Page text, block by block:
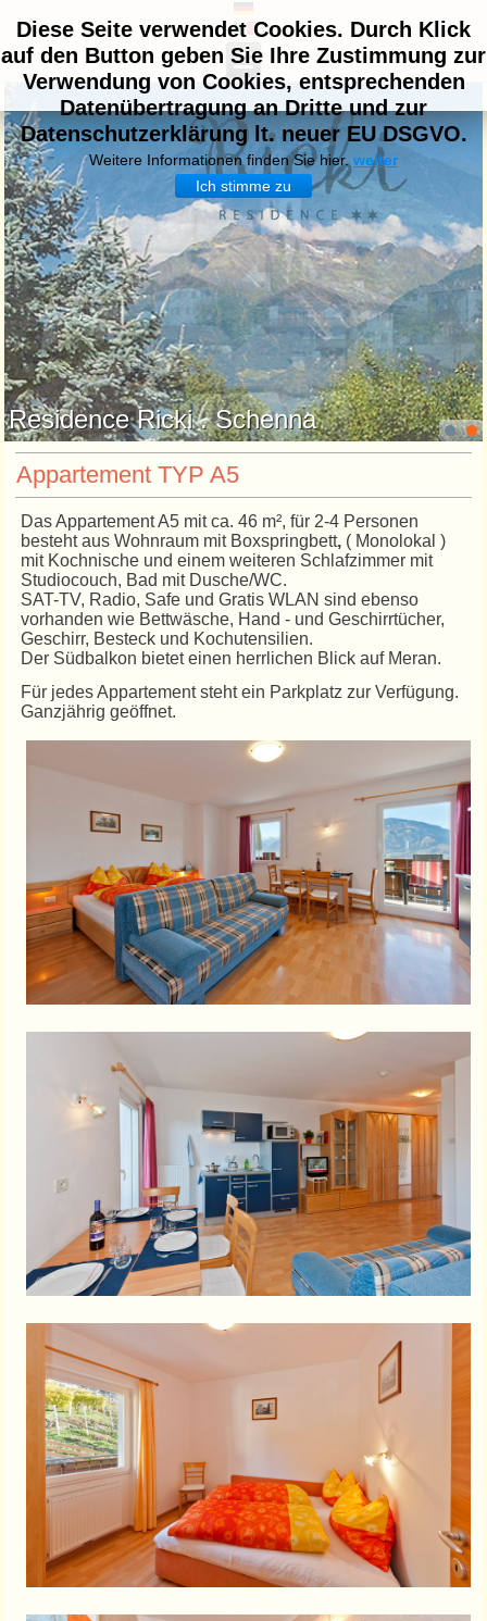
Residence Ricki . Schenna
Diese Seite verwendet Cookies. Durch Klick
auf den Button geben Sie Ihre Zustimmung zur
Verwendung von Cookies, entsprechenden
Datenübertragung an Dritte und zur
Datenschutzerklärung lt. neuer EU DSGVO.
Weitere Informationen finden Sie hier. weiter
Ich stimme zu
Appartement TYP A5
Das Appartement A5 mit ca. 46 m², für 2-4 Personen
besteht aus Wohnraum mit Boxspringbett, ( Monolokal )
mit Kochnische und einem weiteren Schlafzimmer mit
Studiocouch, Bad mit Dusche/WC.
SAT-TV, Radio, Safe und Gratis WLAN sind ebenso
vorhanden wie Bettwäsche, Hand - und Geschirrtücher,
Geschirr, Besteck und Kochutensilien.
Der Südbalkon bietet einen herrlichen Blick auf Meran.
Für jedes Appartement steht ein Parkplatz zur Verfügung.
Ganzjährig geöffnet.